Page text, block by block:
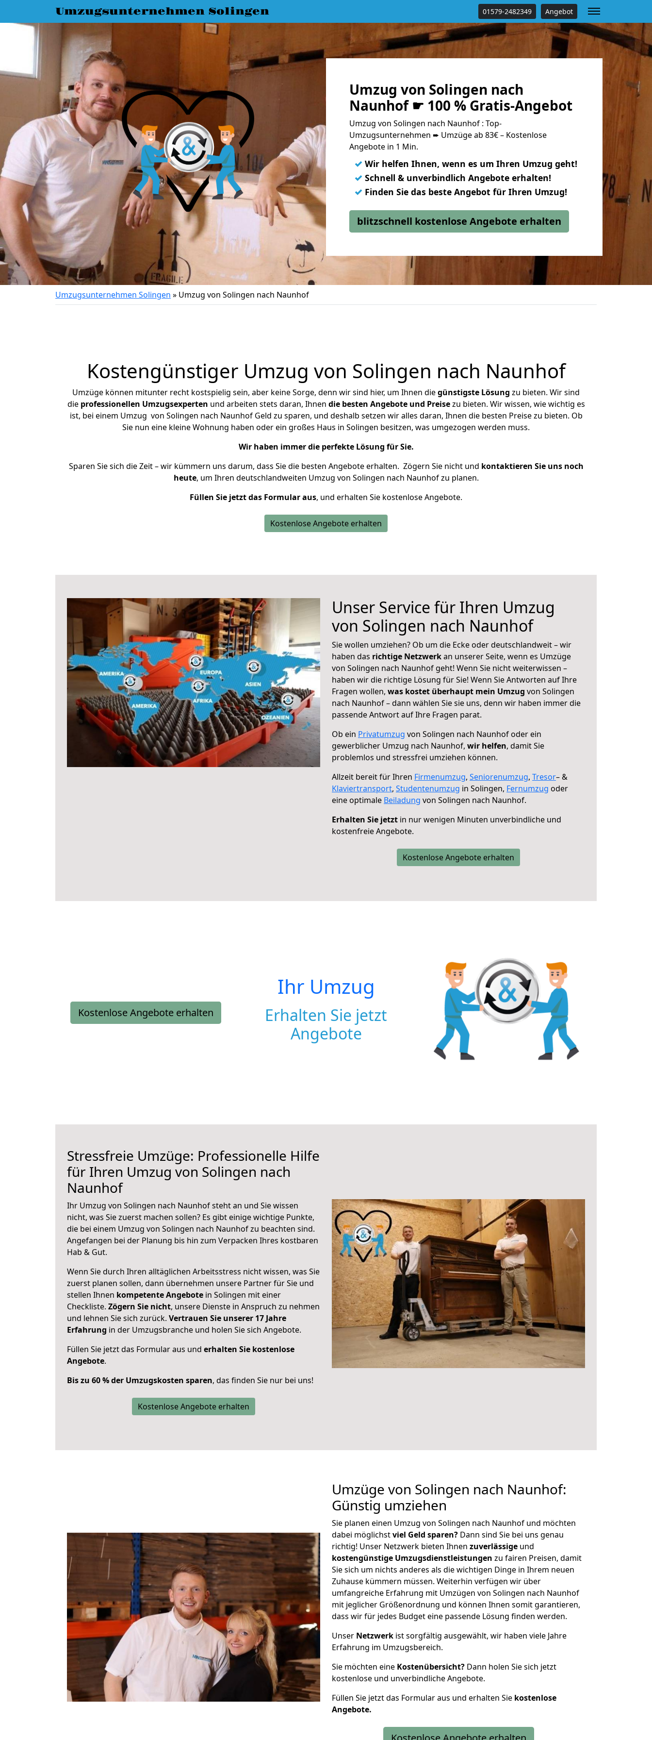
Umzugsunternehmen Solingen 01579-2482349 Angebot
Umzug von Solingen nach
Naunhof ☛ 100 % Gratis-Angebot
Umzug von Solingen nach Naunhof : Top-
Umzugsunternehmen ➨ Umzüge ab 83€ – Kostenlose
Angebote in 1 Min.
✓ Wir helfen Ihnen, wenn es um Ihren Umzug geht!
✓ Schnell & unverbindlich Angebote erhalten!
✓ Finden Sie das beste Angebot für Ihren Umzug!
blitzschnell kostenlose Angebote erhalten
Umzugsunternehmen Solingen » Umzug von Solingen nach Naunhof
Kostengünstiger Umzug von Solingen nach Naunhof
Umzüge können mitunter recht kostspielig sein, aber keine Sorge, denn wir sind hier, um Ihnen diegünstigste Lösung zu bieten. Wir sind
die professionellen Umzugsexperten und arbeiten stets daran, Ihnen die besten Angebote und Preisezu bieten. Wir wissen, wie wichtig es
ist, bei einem Umzug von Solingen nach Naunhof Geld zu sparen, und deshalb setzen wir alles daran, Ihnen die besten Preise zu bieten. Ob
Sie nun eine kleine Wohnung haben oder ein großes Haus in Solingen besitzen, was umgezogen werden muss.
Wir haben immer die perfekte Lösung für Sie.
Sparen Sie sich die Zeit – wir kümmern uns darum, dass Sie die besten Angebote erhalten. Zögern Sie nicht und kontaktieren Sie uns noch
heute, um Ihren deutschlandweiten Umzug von Solingen nach Naunhof zu planen.
Füllen Sie jetzt das Formular aus, und erhalten Sie kostenlose Angebote.
Kostenlose Angebote erhalten
Unser Service für Ihren Umzug
von Solingen nach Naunhof
Sie wollen umziehen? Ob um die Ecke oder deutschlandweit – wir
haben das richtige Netzwerkan unserer Seite, wenn es Umzüge
von Solingen nach Naunhof geht! Wenn Sie nicht weiterwissen –
haben wir die richtige Lösung für Sie! Wenn Sie Antworten auf Ihre
Fragen wollen, was kostet überhaupt mein Umzug von Solingen
nach Naunhof – dann wählen Sie sie uns, denn wir haben immer die
passende Antwort auf Ihre Fragen parat.
Ob ein Privatumzug von Solingen nach Naunhof oder ein
gewerblicher Umzug nach Naunhof, wir helfen, damit Sie
problemlos und stressfrei umziehen können.
Allzeit bereit für Ihren Firmenumzug, Seniorenumzug, Tresor– &
Klaviertransport, Studentenumzug in Solingen, Fernumzug oder
eine optimale Beiladung von Solingen nach Naunhof.
Erhalten Sie jetzt in nur wenigen Minuten unverbindliche und
kostenfreie Angebote.
Kostenlose Angebote erhalten
Kostenlose Angebote erhalten
Ihr Umzug
Erhalten Sie jetzt
Angebote
Stressfreie Umzüge: Professionelle Hilfe
für Ihren Umzug von Solingen nach
Naunhof
Ihr Umzug von Solingen nach Naunhof steht an und Sie wissen
nicht, was Sie zuerst machen sollen? Es gibt einige wichtige Punkte,
die bei einem Umzug von Solingen nach Naunhof zu beachten sind.
Angefangen bei der Planung bis hin zum Verpacken Ihres kostbaren
Hab & Gut.
Wenn Sie durch Ihren alltäglichen Arbeitsstress nicht wissen, was Sie
zuerst planen sollen, dann übernehmen unsere Partner für Sie und
stellen Ihnen kompetente Angebote in Solingen mit einer
Checkliste. Zögern Sie nicht, unsere Dienste in Anspruch zu nehmen
und lehnen Sie sich zurück. Vertrauen Sie unserer 17 Jahre
Erfahrung in der Umzugsbranche und holen Sie sich Angebote.
Füllen Sie jetzt das Formular aus und erhalten Sie kostenlose
Angebote.
Bis zu 60 % der Umzugskosten sparen, das finden Sie nur bei uns!
Kostenlose Angebote erhalten
Umzüge von Solingen nach Naunhof:
Günstig umziehen
Sie planen einen Umzug von Solingen nach Naunhof und möchten
dabei möglichstviel Geld sparen? Dann sind Sie bei uns genau
richtig! Unser Netzwerk bieten Ihnen zuverlässige und
kostengünstige Umzugsdienstleistungen zu fairen Preisen, damit
Sie sich um nichts anderes als die wichtigen Dinge in Ihrem neuen
Zuhause kümmern müssen. Weiterhin verfügen wir über
umfangreiche Erfahrung mit Umzügen von Solingen nach Naunhof
mit jeglicher Größenordnung und können Ihnen somit garantieren,
dass wir für jedes Budget eine passende Lösung finden werden.
Unser Netzwerk ist sorgfältig ausgewählt, wir haben viele Jahre
Erfahrung im Umzugsbereich.
Sie möchten eine Kostenübersicht? Dann holen Sie sich jetzt
kostenlose und unverbindliche Angebote.
Füllen Sie jetzt das Formular aus und erhalten Sie kostenlose
Angebote.